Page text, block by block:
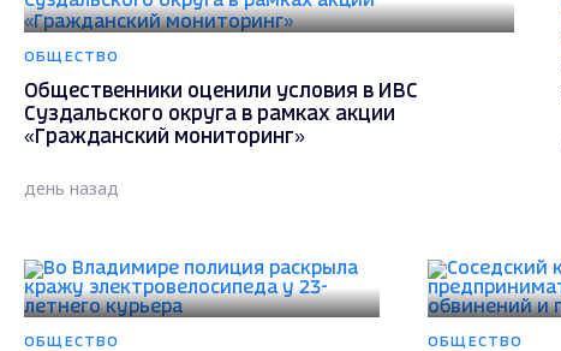
ОБЩЕСТВО
Общественники оценили условия в ИВС
Суздальского округа в рамках акции
«Гражданский мониторинг»
день назад
ОБЩЕСТВО ОБЩЕСТВО